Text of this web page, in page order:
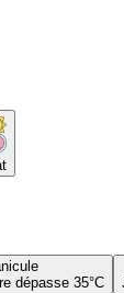
dépasse 35°C